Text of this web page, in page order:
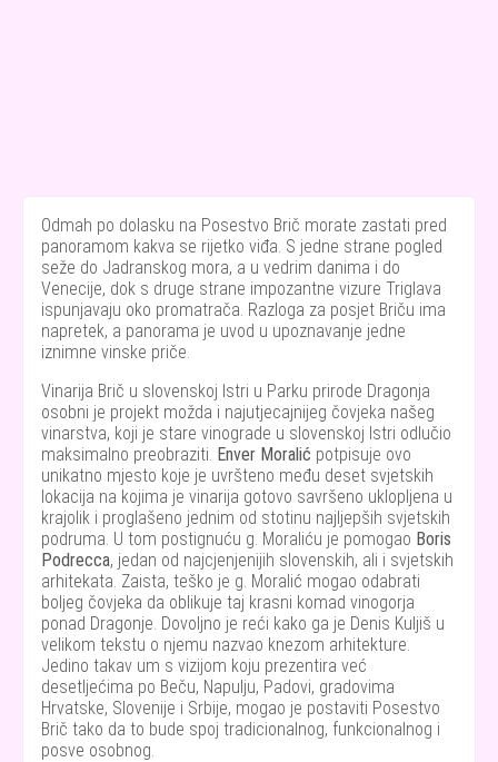
Odmah po dolasku na Posestvo Brič morate zastati pred
panoramom kakva se rijetko viđa. S jedne strane pogled
seže do Jadranskog mora, a u vedrim danima i do
Venecije, dok s druge strane impozantne vizure Triglava
ispunjavaju oko promatrača. Razloga za posjet Briču ima
napretek, a panorama je uvod u upoznavanje jedne
iznimne vinske priče.
Vinarija Brič u slovenskoj Istri u Parku prirode Dragonja
osobni je projekt možda i najutjecajnijeg čovjeka našeg
vinarstva, koji je stare vinograde u slovenskoj Istri odlučio
maksimalno preobraziti. Enver Moralić potpisuje ovo
unikatno mjesto koje je uvršteno među deset svjetskih
lokacija na kojima je vinarija gotovo savršeno uklopljena u
krajolik i proglašeno jednim od stotinu najljepših svjetskih
podruma. U tom postignuću g. Moraliću je pomogao Boris
Podrecca, jedan od najcjenjenijih slovenskih, ali i svjetskih
arhitekata. Zaista, teško je g. Moralić mogao odabrati
boljeg čovjeka da oblikuje taj krasni komad vinogorja
ponad Dragonje. Dovoljno je reći kako ga je Denis Kuljiš u
velikom tekstu o njemu nazvao knezom arhitekture.
Jedino takav um s vizijom koju prezentira već
desetljećima po Beču, Napulju, Padovi, gradovima
Hrvatske, Slovenije i Srbije, mogao je postaviti Posestvo
Brič tako da to bude spoj tradicionalnog, funkcionalnog i
posve osobnog.